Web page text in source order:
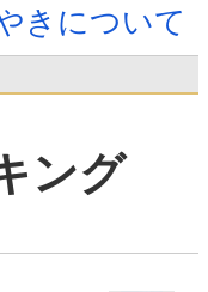
きについて
ング